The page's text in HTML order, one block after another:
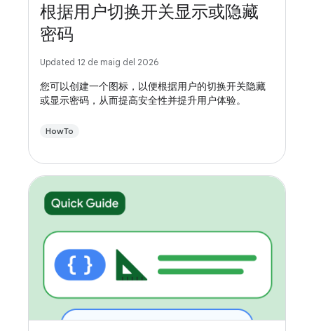
根据用户切换开关显示或隐藏
密码
Updated 12 de maig del 2026
您可以创建一个图标，以便根据用户的切换开关隐藏
或显示密码，从而提高安全性并提升用户体验。
HowTo